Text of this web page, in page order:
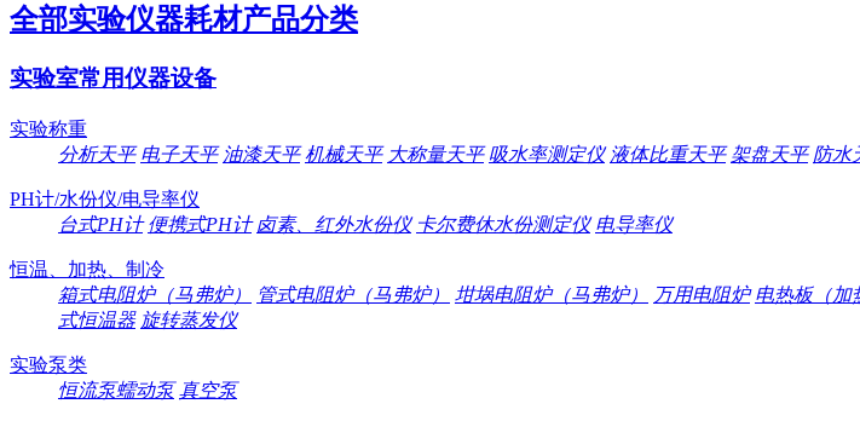
全部实验仪器耗材产品分类
实验室常用仪器设备
实验称重
分析天平 电子天平 油漆天平 机械天平 大称量天平 吸水率测定仪 液体比重天平 架盘天平 防水
PH计/水份仪/电导率仪
台式PH计 便携式PH计 卤素、红外水份仪 卡尔费休水份测定仪 电导率仪
恒温、加热、制冷
箱式电阻炉（马弗炉）
管式电阻炉（马弗炉） 坩埚电阻炉（马弗炉） 万用电阻炉 电热板（加
式恒温器 旋转蒸发仪
实验泵类
恒流泵蠕动泵 真空泵